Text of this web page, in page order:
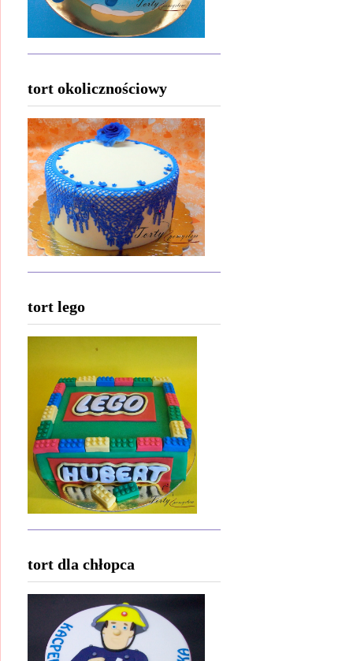
tort okolicznościowy
tort lego
tort dla chłopca